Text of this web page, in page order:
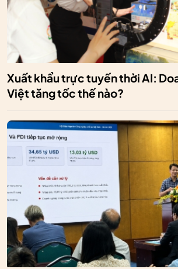
Xuất khẩu trực tuyến thời AI:
Việt tăng tốc thế nào?